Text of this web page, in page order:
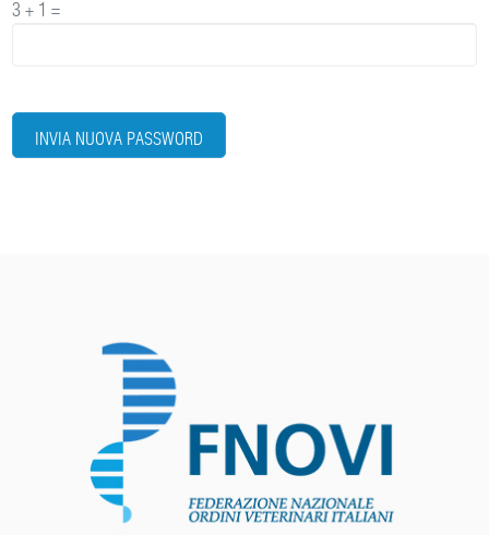
3 + 1 =
INVIA NUOVA PASSWORD